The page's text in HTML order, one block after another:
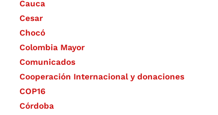
Cauca
Cesar
Chocó
Colombia Mayor
Comunicados
Cooperación Internacional y donaciones
COP16
Córdoba